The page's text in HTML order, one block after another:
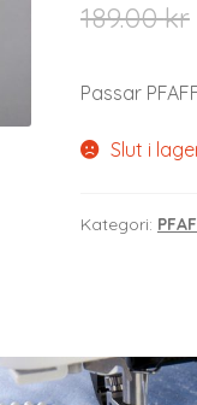
189.00kr
Passar
Slut i
Kategori: